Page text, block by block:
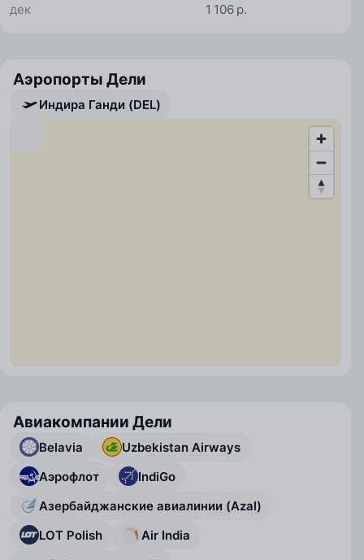
1 106 р.
дек
Аэропорты Дели
Индира Ганди (DEL)
Авиакомпании Дели
Belavia
Uzbekistan Airways
Аэрофлот
IndiGo
Азербайджанские авиалинии (Azal)
LOT Polish
Air India